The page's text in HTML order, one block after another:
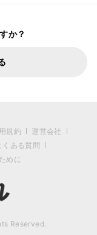
か？
規約
運営会社
くある質問
めに
Reserved.